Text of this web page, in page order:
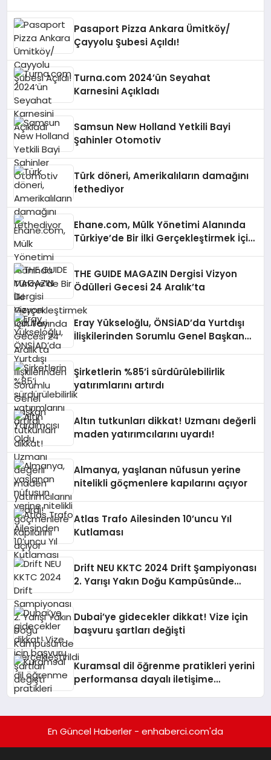
Pasaport Pizza Ankara Ümitköy/
Çayyolu Şubesi Açıldı!
Turna.com 2024’ün Seyahat
Karnesini Açıkladı
Samsun New Holland Yetkili Bayi
Şahinler Otomotiv
Türk döneri, Amerikalıların damağını
fethediyor
Ehane.com, Mülk Yönetimi Alanında
Türkiye’de Bir İlki Gerçekleştirmek İçin
THE GUIDE MAGAZIN Dergisi Vizyon
Ödülleri Gecesi 24 Aralık’ta
Eray Yükseloğlu, ÖNSİAD’da Yurtdışı
İlişkilerinden Sorumlu Genel Başkan
Şirketlerin %85’i sürdürülebilirlik
yatırımlarını artırdı
Altın tutkunları dikkat! Uzmanı değerli
maden yatırımcılarını uyardı!
Almanya, yaşlanan nüfusun yerine
nitelikli göçmenlere kapılarını açıyor
Atlas Trafo Ailesinden 10’uncu Yıl
Kutlaması
Drift NEU KKTC 2024 Drift Şampiyonası
2. Yarışı Yakın Doğu Kampüsünde
Dubai’ye gidecekler dikkat! Vize için
başvuru şartları değişti
Kuramsal dil öğrenme pratikleri yerini
performansa dayalı iletişime
En Güncel Haberler - enhaberci.com'da